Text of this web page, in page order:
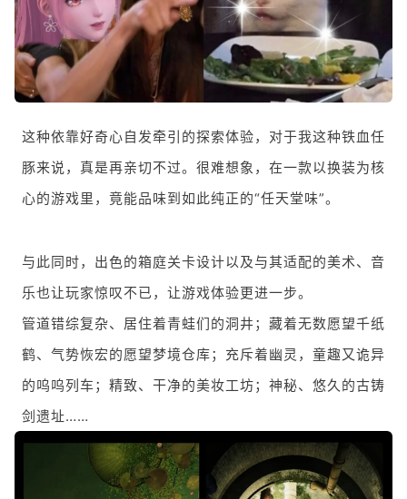
这种依靠好奇心自发牵引的探索体验，对于我这种铁血任
豚来说，真是再亲切不过。很难想象，在一款以换装为核
心的游戏里，竟能品味到如此纯正的“任天堂味”。
与此同时，出色的箱庭关卡设计以及与其适配的美术、音
乐也让玩家惊叹不已，让游戏体验更进一步。
管道错综复杂、居住着青蛙们的洞井；藏着无数愿望千纸
鹤、气势恢宏的愿望梦境仓库；充斥着幽灵，童趣又诡异
的呜呜列车；精致、干净的美妆工坊；神秘、悠久的古铸
剑遗址……